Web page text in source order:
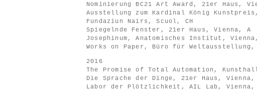
Nominierung BC21 Art Award, 21er Haus,
Ausstellung zum Kardinal König
Fundaziun Nairs, Scuol, CH
Spiegelnde Fenster, 21er Haus, Vienna, A
Josephinum, Anatomisches Institut,
Works on Paper, Büro für Weltausstellung,
2016
The Promise of Total Automation,
Die Sprache der Dinge, 21er Haus, Vienna,
Labor der Plötzlichkeit, AIL Lab, Vienna,